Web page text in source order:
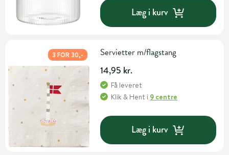
Læg i kurv
3 FOR 30,- Servietter m/flagstang
14,95 kr.
Få leveret
Klik & Hent i 9 centre
Læg i kurv